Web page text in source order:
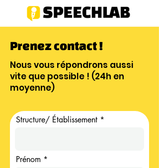
Prénom *
Structure/ Établissement *
Prenez contact !
Nous vous répondrons aussi
vite que possible ! (24h en
moyenne)